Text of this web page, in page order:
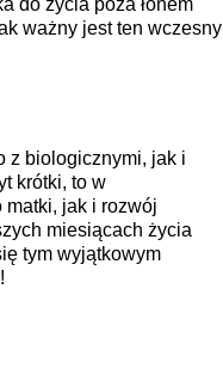
do życia poza łonem
ważny jest ten wczesny
z biologicznymi, jak i
krótki, to w
jak i rozwój
miesiącach życia
tym wyjątkowym